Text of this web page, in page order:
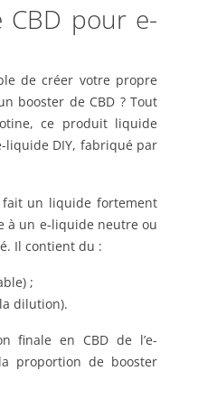
pour e-
de créer votre propre
booster de CBD ? Tout
ce produit liquide
liquide DIY, fabriqué par
fait un liquide fortement
à un e-liquide neutre ou
Il contient du :
;
dilution).
finale en CBD de l’e-
proportion de booster